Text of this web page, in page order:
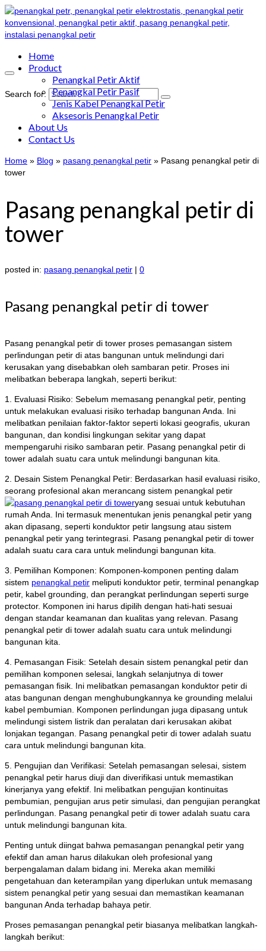
Search for:
Home
Product
Penangkal Petir Aktif
Penangkal Petir Pasif
Jenis Kabel Penangkal Petir
Aksesoris Penangkal Petir
About Us
Contact Us
Home » Blog » pasang penangkal petir » Pasang penangkal petir di
tower
Pasang penangkal petir di
tower
posted in: pasang penangkal petir | 0
Pasang penangkal petir di tower
Pasang penangkal petir di tower proses pemasangan sistem
perlindungan petir di atas bangunan untuk melindungi dari
kerusakan yang disebabkan oleh sambaran petir. Proses ini
melibatkan beberapa langkah, seperti berikut:
1. Evaluasi Risiko: Sebelum memasang penangkal petir, penting
untuk melakukan evaluasi risiko terhadap bangunan Anda. Ini
melibatkan penilaian faktor-faktor seperti lokasi geografis, ukuran
bangunan, dan kondisi lingkungan sekitar yang dapat
mempengaruhi risiko sambaran petir. Pasang penangkal petir di
tower adalah suatu cara untuk melindungi bangunan kita.
2. Desain Sistem Penangkal Petir: Berdasarkan hasil evaluasi risiko,
seorang profesional akan merancang sistem penangkal petir
yang sesuai untuk kebutuhan
rumah Anda. Ini termasuk menentukan jenis penangkal petir yang
akan dipasang, seperti konduktor petir langsung atau sistem
penangkal petir yang terintegrasi. Pasang penangkal petir di tower
adalah suatu cara cara untuk melindungi bangunan kita.
3. Pemilihan Komponen: Komponen-komponen penting dalam
sistem penangkal petir meliputi konduktor petir, terminal penangkap
petir, kabel grounding, dan perangkat perlindungan seperti surge
protector. Komponen ini harus dipilih dengan hati-hati sesuai
dengan standar keamanan dan kualitas yang relevan. Pasang
penangkal petir di tower adalah suatu cara untuk melindungi
bangunan kita.
4. Pemasangan Fisik: Setelah desain sistem penangkal petir dan
pemilihan komponen selesai, langkah selanjutnya di tower
pemasangan fisik. Ini melibatkan pemasangan konduktor petir di
atas bangunan dengan menghubungkannya ke grounding melalui
kabel pembumian. Komponen perlindungan juga dipasang untuk
melindungi sistem listrik dan peralatan dari kerusakan akibat
lonjakan tegangan. Pasang penangkal petir di tower adalah suatu
cara untuk melindungi bangunan kita.
5. Pengujian dan Verifikasi: Setelah pemasangan selesai, sistem
penangkal petir harus diuji dan diverifikasi untuk memastikan
kinerjanya yang efektif. Ini melibatkan pengujian kontinuitas
pembumian, pengujian arus petir simulasi, dan pengujian perangkat
perlindungan. Pasang penangkal petir di tower adalah suatu cara
untuk melindungi bangunan kita.
Penting untuk diingat bahwa pemasangan penangkal petir yang
efektif dan aman harus dilakukan oleh profesional yang
berpengalaman dalam bidang ini. Mereka akan memiliki
pengetahuan dan keterampilan yang diperlukan untuk memasang
sistem penangkal petir yang sesuai dan memastikan keamanan
bangunan Anda terhadap bahaya petir.
Proses pemasangan penangkal petir biasanya melibatkan langkah-
langkah berikut: